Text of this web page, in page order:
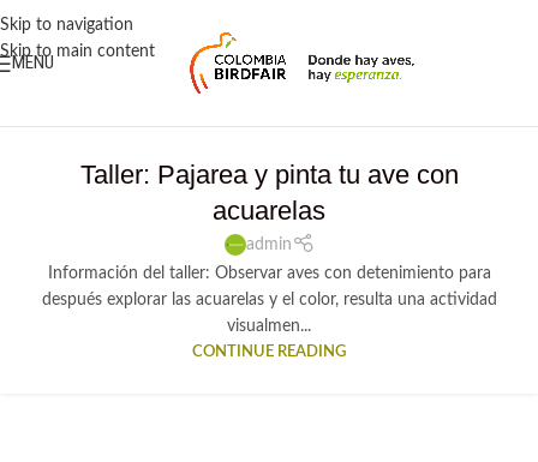
contenido
Skip to navigation
Skip to main content
MENU
Taller: Pajarea y pinta tu ave con
acuarelas
admin
Información del taller: Observar aves con detenimiento para
después explorar las acuarelas y el color, resulta una actividad
visualmen...
CONTINUE READING